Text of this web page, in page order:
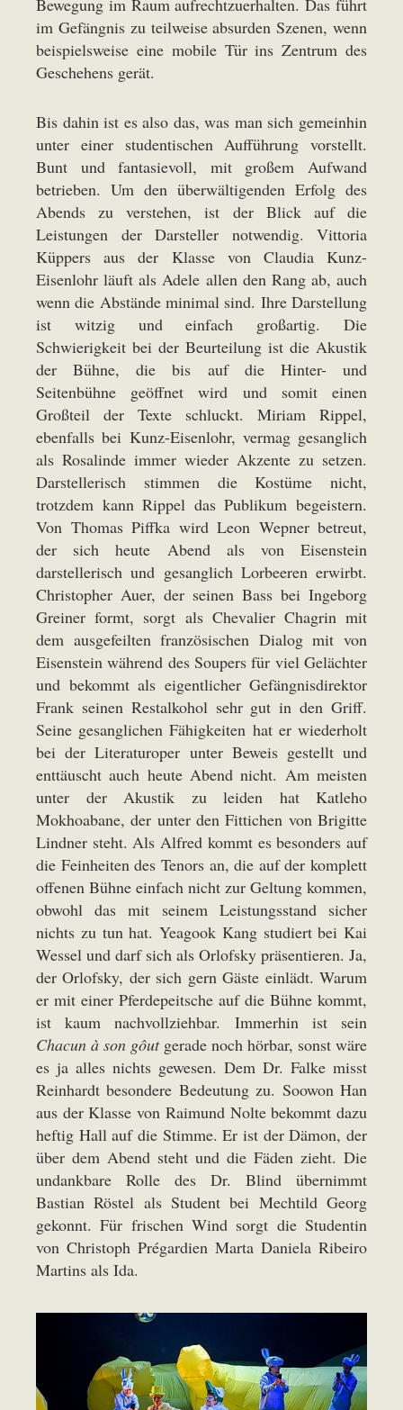
Bewegung im Raum aufrechtzuerhalten. Das führt
im Gefängnis zu teilweise absurden Szenen, wenn
beispielsweise eine mobile Tür ins Zentrum des
Geschehens gerät.
Bis dahin ist es also das, was man sich gemeinhin
unter einer studentischen Aufführung vorstellt.
Bunt und fantasievoll, mit großem Aufwand
betrieben. Um den überwältigenden Erfolg des
Abends zu verstehen, ist der Blick auf die
Leistungen der Darsteller notwendig. Vittoria
Küppers aus der Klasse von Claudia Kunz-
Eisenlohr läuft als Adele allen den Rang ab, auch
wenn die Abstände minimal sind. Ihre Darstellung
ist witzig und einfach großartig. Die
Schwierigkeit bei der Beurteilung ist die Akustik
der Bühne, die bis auf die Hinter- und
Seitenbühne geöffnet wird und somit einen
Großteil der Texte schluckt. Miriam Rippel,
ebenfalls bei Kunz-Eisenlohr, vermag gesanglich
als Rosalinde immer wieder Akzente zu setzen.
Darstellerisch stimmen die Kostüme nicht,
trotzdem kann Rippel das Publikum begeistern.
Von Thomas Piffka wird Leon Wepner betreut,
der sich heute Abend als von Eisenstein
darstellerisch und gesanglich Lorbeeren erwirbt.
Christopher Auer, der seinen Bass bei Ingeborg
Greiner formt, sorgt als Chevalier Chagrin mit
dem ausgefeilten französischen Dialog mit von
Eisenstein während des Soupers für viel Gelächter
und bekommt als eigentlicher Gefängnisdirektor
Frank seinen Restalkohol sehr gut in den Griff.
Seine gesanglichen Fähigkeiten hat er wiederholt
bei der Literaturoper unter Beweis gestellt und
enttäuscht auch heute Abend nicht. Am meisten
unter der Akustik zu leiden hat Katleho
Mokhoabane, der unter den Fittichen von Brigitte
Lindner steht. Als Alfred kommt es besonders auf
die Feinheiten des Tenors an, die auf der komplett
offenen Bühne einfach nicht zur Geltung kommen,
obwohl das mit seinem Leistungsstand sicher
nichts zu tun hat. Yeagook Kang studiert bei Kai
Wessel und darf sich als Orlofsky präsentieren. Ja,
der Orlofsky, der sich gern Gäste einlädt. Warum
er mit einer Pferdepeitsche auf die Bühne kommt,
ist kaum nachvollziehbar. Immerhin ist sein
Chacun à son gôutgerade noch hörbar, sonst wäre
es ja alles nichts gewesen. Dem Dr. Falke misst
Reinhardt besondere Bedeutung zu. Soowon Han
aus der Klasse von Raimund Nolte bekommt dazu
heftig Hall auf die Stimme. Er ist der Dämon, der
über dem Abend steht und die Fäden zieht. Die
undankbare Rolle des Dr. Blind übernimmt
Bastian Röstel als Student bei Mechtild Georg
gekonnt. Für frischen Wind sorgt die Studentin
von Christoph Prégardien Marta Daniela Ribeiro
Martins als Ida.